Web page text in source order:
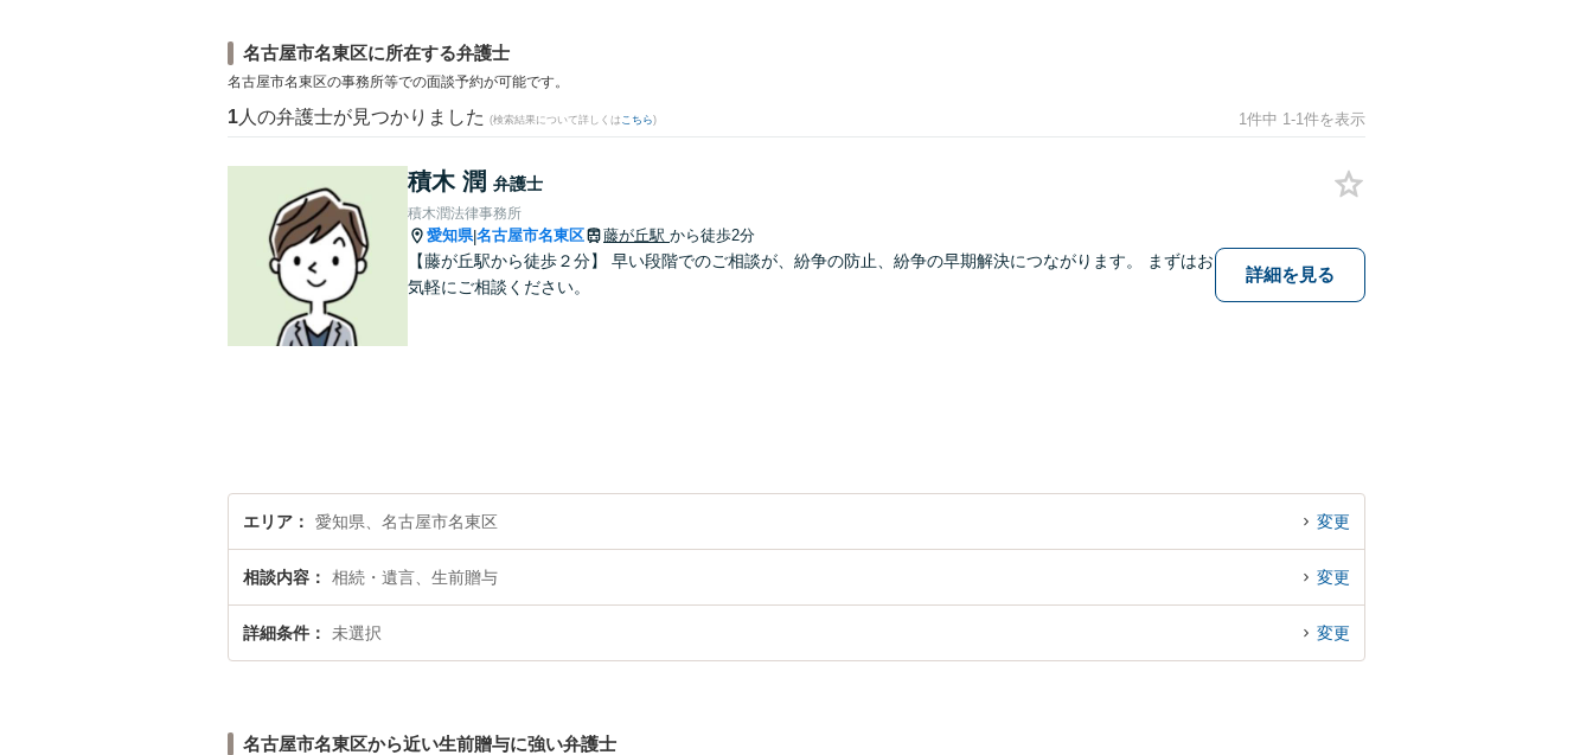
名古屋市名東区に所在する弁護士
名古屋市名東区の事務所等での面談予約が可能です。
1 人の弁護士が見つかりました (検索結果について詳しくは こちら) 1件中 1-1件を表示
積木 潤 弁護士
積木潤法律事務所
愛知県|名古屋市名東区 藤が丘駅 から徒歩2分
【藤が丘駅から徒歩２分】 早い段階でのご相談が、紛争の防止、紛争の早期解決につながります。 まずはお
気軽にご相談ください。
詳細を見る
エリア 愛知県、名古屋市名東区 変更
相談内容 相続・遺言、生前贈与 変更
詳細条件 未選択 変更
名古屋市名東区から近い生前贈与に強い弁護士